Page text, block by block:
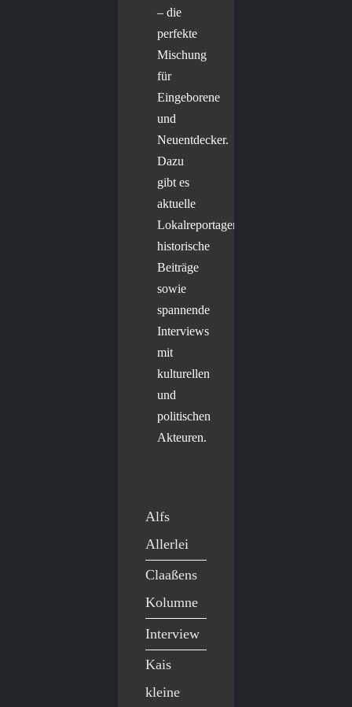
– die
perfekte
Mischung
für
Eingeborene
und
Neuentdecker.
Dazu
gibt es
aktuelle
Lokalreportagen,
historische
Beiträge
sowie
spannende
Interviews
mit
kulturellen
und
politischen
Akteuren.
Alfs
Allerlei
Claaßens
Kolumne
Interview
Kais
kleine